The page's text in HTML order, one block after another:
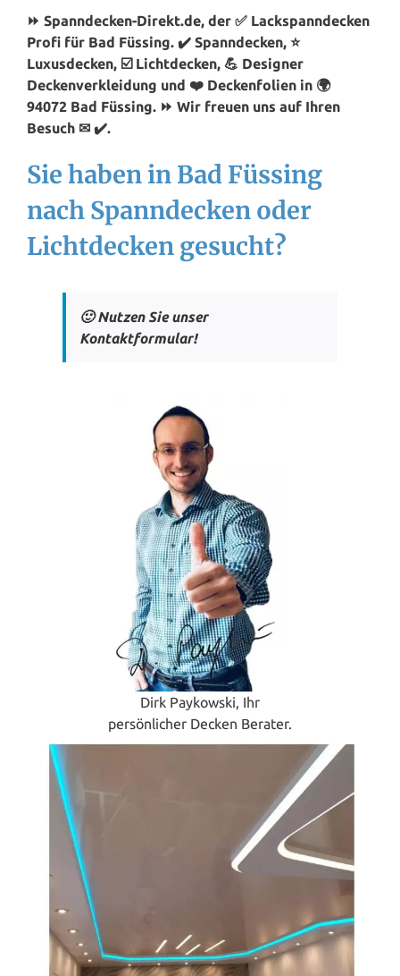
⏩ Spanndecken-Direkt.de, der ✅ Lackspanndecken
Profi für Bad Füssing. ✔️ Spanndecken, ⭐
Luxusdecken, ☑️ Lichtdecken, 💪 Designer
Deckenverkleidung und ❤️ Deckenfolien in 🌍
94072 Bad Füssing. ⏩ Wir freuen uns auf Ihren
Besuch ✉ ✔️.
Sie haben in Bad Füssing
nach Spanndecken oder
Lichtdecken gesucht?
🙂 Nutzen Sie unser
Kontaktformular!
Dirk Paykowski, Ihr
persönlicher Decken Berater.